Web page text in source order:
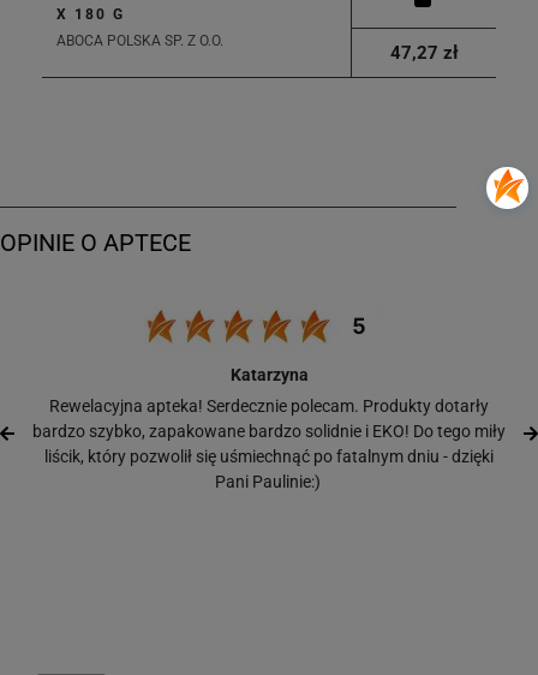
X 180 G
ABOCA POLSKA SP. Z O.O.
47,27 zł
Katarzyna
Rewelacyjna apteka! Serdecznie polecam. Produkty dotarły
bardzo szybko, zapakowane bardzo solidnie i EKO! Do tego miły
liścik, który pozwolił się uśmiechnąć po fatalnym dniu - dzięki
Pani Paulinie:)